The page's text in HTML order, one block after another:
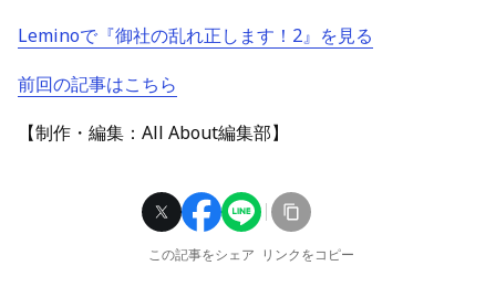
Leminoで『御社の乱れ正します！2』を見る
前回の記事はこちら
【制作・編集：All About編集部】
この記事をシェア リンクをコピー